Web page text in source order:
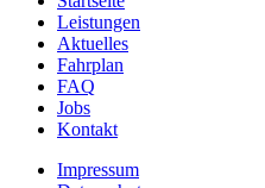
Leistungen
Aktuelles
Fahrplan
FAQ
Jobs
Kontakt
Impressum